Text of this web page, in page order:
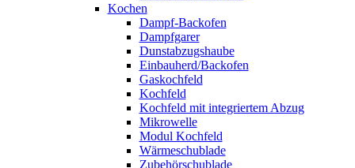
Kochen
Dampf-Backofen
Dampfgarer
Dunstabzugshaube
Einbauherd/Backofen
Gaskochfeld
Kochfeld
Kochfeld mit integriertem Abzug
Mikrowelle
Modul Kochfeld
Wärmeschublade
Zubehörschublade